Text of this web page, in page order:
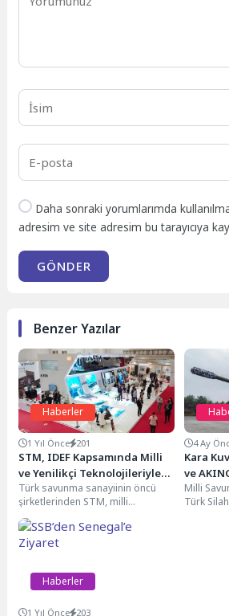
Daha sonraki yorumlarımda
adresim ve site adresim bu tarayıcıya
GÖNDER
Benzer Yazılar
Haberler
1 Yıl Önce 201
STM, IDEF Kapsamında Milli
ve Yenilikçi Teknolojileriyle
Sahne Alacak
Türk savunma sanayiinin öncü
şirketlerinden STM, milli
mühendislik gücüyle geliştirdiği 5
yeni savunma teknolojisini ilk...
4 Ay
Kara
ve
Milli
Türk
Haberler
1 Yıl Önce 203